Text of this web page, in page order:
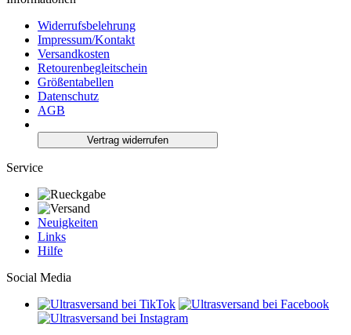
Widerrufsbelehrung
Impressum/Kontakt
Versandkosten
Retourenbegleitschein
Größentabellen
Datenschutz
AGB
Vertrag widerrufen
Service
Neuigkeiten
Links
Hilfe
Social Media